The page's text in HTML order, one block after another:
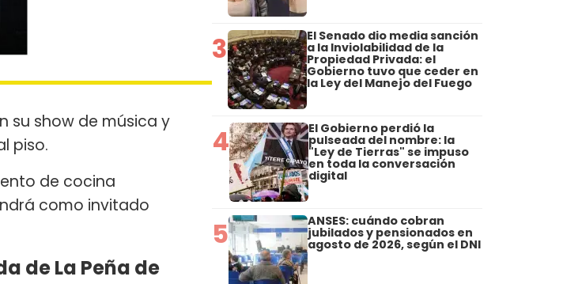
su show de música y
piso.
de cocina
como invitado
de La Peña de
3 El Senado dio media sanción
a la Inviolabilidad de la
Propiedad Privada: el
Gobierno tuvo que ceder en
la Ley del Manejo del Fuego
4 El Gobierno perdió la
pulseada del nombre: la
"Ley de Tierras" se impuso
en toda la conversación
digital
5 ANSES: cuándo cobran
jubilados y pensionados en
agosto de 2026, según el DNI